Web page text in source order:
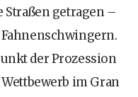
getragen –
der Prozession
im Gran